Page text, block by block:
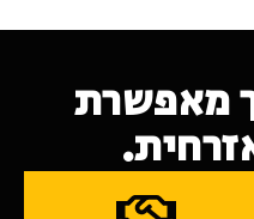
מאפשרת